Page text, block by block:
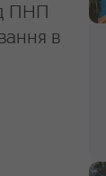
ПНП
в